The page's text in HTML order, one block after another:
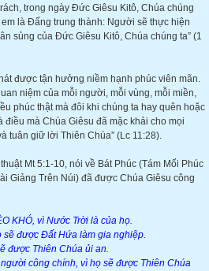
trong ngày Đức Giêsu Kitô, Chúa chúng
là Đấng trung thành: Người sẽ thực hiện
sủng của Đức Giêsu Kitô, Chúa chúng ta” (1
được tận hưởng niềm hạnh phúc viên mãn.
niệm của mỗi người, mỗi vùng, mỗi miền,
phúc thật mà đôi khi chúng ta hay quên hoặc
mà Chúa Giêsu đã mặc khải cho mọi
tuân giữ lời Thiên Chúa” (Lc 11:28).
Mt 5:1-10, nói về Bát Phúc (Tám Mối Phúc
Giảng Trên Núi) đã được Chúa Giêsu công
KHÓ, vì Nước Trời là của họ.
sẽ được Đất Hứa làm gia nghiệp.
được Thiên Chúa ủi an.
công chính, vì họ sẽ được Thiên Chúa